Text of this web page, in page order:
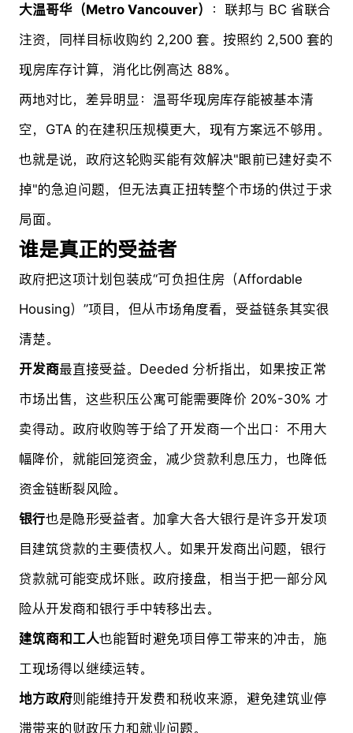
大温哥华（Metro Vancouver）
：联邦与 BC 省联合
注资，同样目标收购约 2,200 套。按照约 2,500 套的
现房库存计算，消化比例高达 88%。
两地对比，差异明显：温哥华现房库存能被基本清
空，GTA 的在建积压规模更大，现有方案远不够用。
也就是说，政府这轮购买能有效解决"眼前已建好卖不
掉"的急迫问题，但无法真正扭转整个市场的供过于求
局面。
谁是真正的受益者
政府把这项计划包装成“可负担住房（Affordable
Housing）”项目，但从市场角度看，受益链条其实很
清楚。
开发商最直接受益。Deeded 分析指出，如果按正常
市场出售，这些积压公寓可能需要降价 20%-30% 才
卖得动。政府收购等于给了开发商一个出口：不用大
幅降价，就能回笼资金，减少贷款利息压力，也降低
资金链断裂风险。
银行也是隐形受益者。加拿大各大银行是许多开发项
目建筑贷款的主要债权人。如果开发商出问题，银行
贷款就可能变成坏账。政府接盘，相当于把一部分风
险从开发商和银行手中转移出去。
建筑商和工人也能暂时避免项目停工带来的冲击，施
工现场得以继续运转。
地方政府则能维持开发费和税收来源，避免建筑业停
滞带来的财政压力和就业问题。